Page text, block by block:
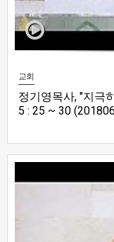
교회
정기영목사, "지극
5 : 25 ~ 30